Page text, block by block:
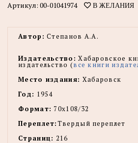
Артикул: 00-01041974 В ЖЕЛАНИЯ
Автор: Степанов А.А.
Издательство: Хабаровское
издательство (все книги
Место издания: Хабаровск
Год: 1954
Формат: 70х108/32
Переплет:Твердый переплет
Страниц: 216